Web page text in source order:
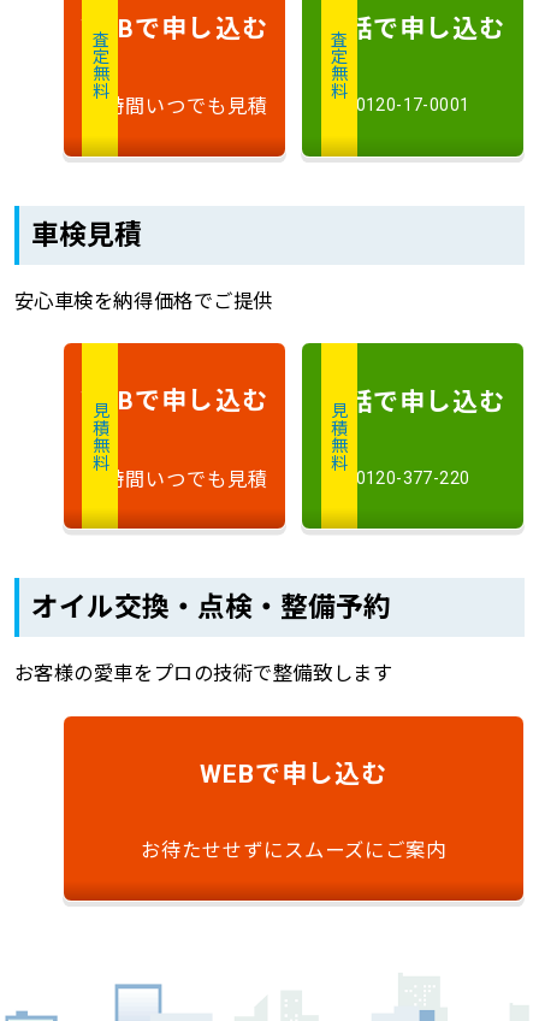
査定無料
WEBで申し込む
24時間いつでも見積
査定無料
電話で申し込む
0120-17-0001
車検見積
安心車検を納得価格でご提供
見積無料
WEBで申し込む
24時間いつでも見積
見積無料
電話で申し込む
0120-377-220
オイル交換・点検・整備予約
お客様の愛車をプロの技術で整備致します
WEBで申し込む
お待たせせずにスムーズにご案内